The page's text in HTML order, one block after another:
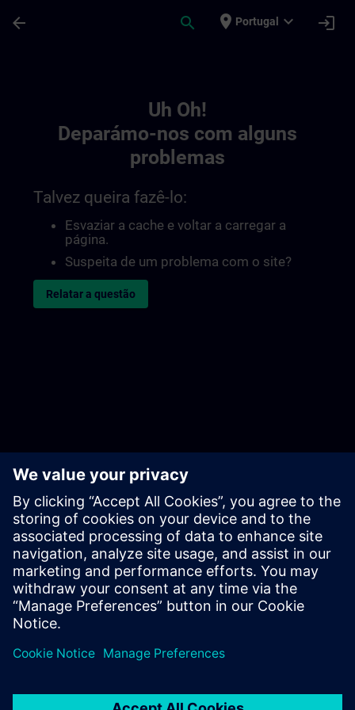
arrow_back search place Portugal expand_more login
Uh Oh!
Deparámo-nos com alguns
problemas
Talvez queira fazê-lo:
Esvaziar a cache e voltar a carregar a
página.
Suspeita de um problema com o site?
Relatar a questão